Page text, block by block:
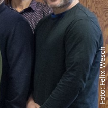
Foto: Felix Wesch